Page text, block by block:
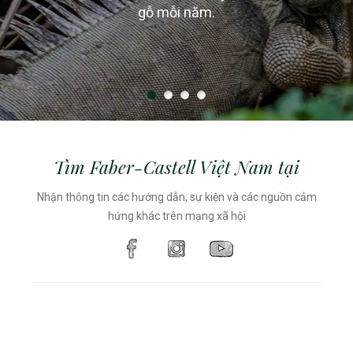
gỗ mỗi năm.
tương ứng với một xe tải gỗ.
quản lý bền vững cho hoạt động sản xuất bút chì.
sang lục giác / tam giác bảo vệ bút không bị lăn ra
khỏi bàn.
Tìm Faber-Castell Việt Nam tại
Nhận thông tin các hướng dẫn, sự kiện và các nguồn cảm
hứng khác trên mạng xã hội